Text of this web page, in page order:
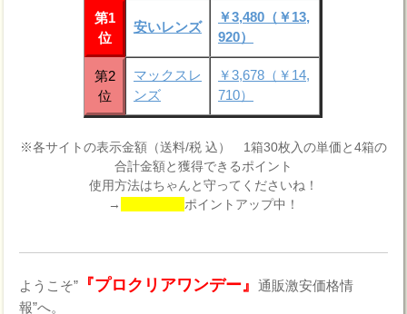
第1
位
安いレンズ
￥3,480（￥13,
920）
第2
位
マックスレ
ンズ
￥3,678（￥14,
710）
※各サイトの表示金額（送料/税 込） 1箱30枚入の単価と4箱の
合計金額と獲得できるポイント
使用方法はちゃんと守ってくださいね！
→
ポイントアップ中！
ようこそ” 『プロクリアワンデー』通販激安価格情
報”へ。